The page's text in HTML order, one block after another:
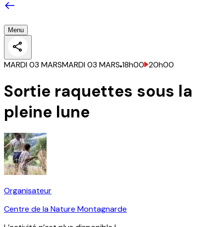
Menu
MARDI 03 MARSMARDI 03 MARS 18h00 20h00
Sortie raquettes sous la
pleine lune
Organisateur
Centre de la Nature Montagnarde